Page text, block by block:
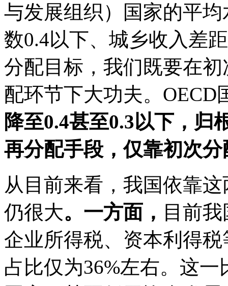
与发展组织）国家的平
数0.4以下、城乡收入差
分配目标，我们既要在
配环节下大功夫。OECD
降至0.4甚至0.3以下，归
再分配手段，仅靠初次
从目前来看，我国依靠
仍很大。一方面， 目前
企业所得税、资本利得
占比仅为36%左右。这